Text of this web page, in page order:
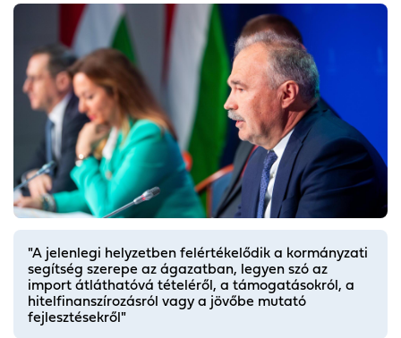
"A jelenlegi helyzetben felértékelődik a kormányzati
segítség szerepe az ágazatban, legyen szó az
import átláthatóvá tételéről, a támogatásokról, a
hitelfinanszírozásról vagy a jövőbe mutató
fejlesztésekről"